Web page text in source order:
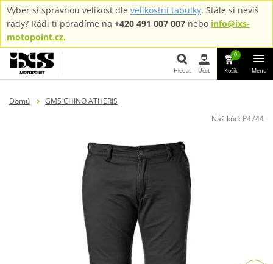
Vyber si správnou velikost dle velikostní tabulky. Stále si nevíš
rady? Rádi ti poradíme na +420 491 007 007 nebo info@ixs-
motopoint.cz.
Hledat Účet
0
Košík Menu
Domů
GMS CHINO ATHERIS
Náš kód: P4744